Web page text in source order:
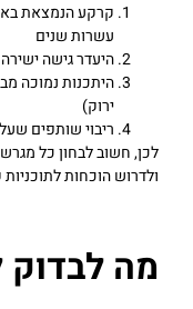
קרקע הנמצאת
עשרות שנים
היעדר גישה
היתכנות נמוכה
ירוק)
ריבוי שותפים
לכן, חשוב לבחון כל
ולדרוש הוכחות לתוכניות
מה לבדוק